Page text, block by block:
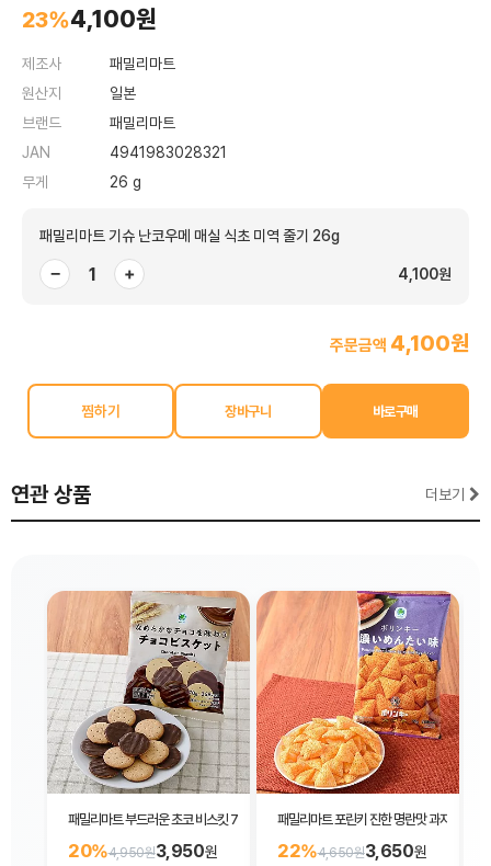
23%4,100원
제조사
패밀리마트
원산지
일본
브랜드
패밀리마트
JAN
4941983028321
무게
26 g
패밀리마트 기슈 난코우메 매실 식초 미역 줄기 26g
− + 4,100원
주문금액 4,100원
찜하기
연관 상품 더보기
패밀리마트 부드러운 초코 비스킷 70g
20%4,950원3,950원
패밀리마트 포린키 진한 명란맛 과자 55g
22%4,650원3,650원